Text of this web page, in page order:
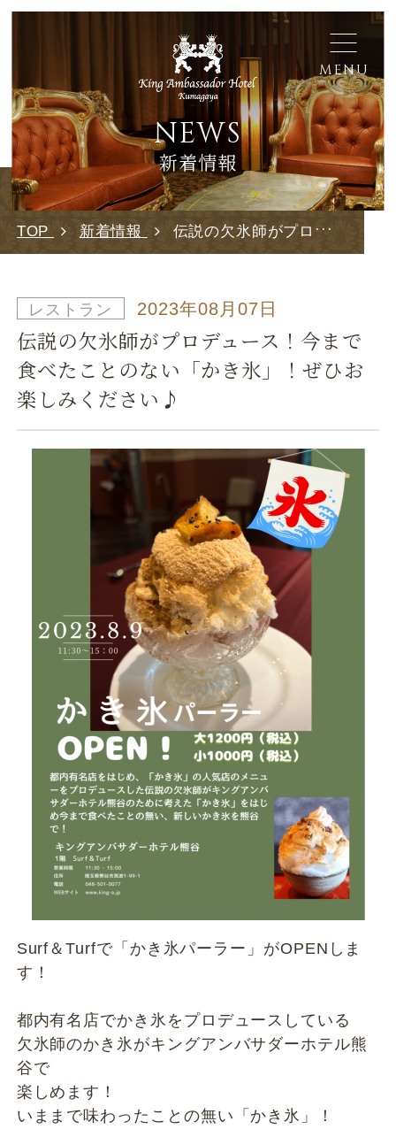
MENU
NEWS
新着情報
TOP 新着情報 伝説の欠氷師がプロデュース！今まで食べたことのない「かき氷」！ぜひお楽しみください♪
レストラン 2023年08月07日
伝説の欠氷師がプロデュース！今まで
食べたことのない「かき氷」！ぜひお
楽しみください♪
Surf＆Turfで「かき氷パーラー」がOPENしま
す！
都内有名店でかき氷をプロデュースしている
欠氷師のかき氷がキングアンバサダーホテル熊
谷で
楽しめます！
いままで味わったことの無い「かき氷」！